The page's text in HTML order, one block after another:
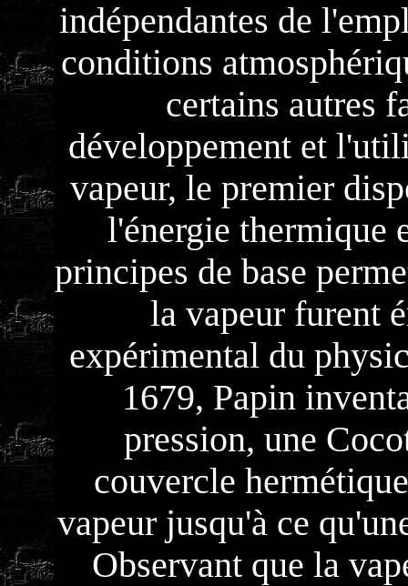
indépendantes de
conditions
certains autres
développement et
vapeur, le premier
l'énergie thermique
principes de base
la vapeur furent
expérimental du
1679, Papin
pression, une
couvercle
vapeur jusqu'à ce
Observant que la